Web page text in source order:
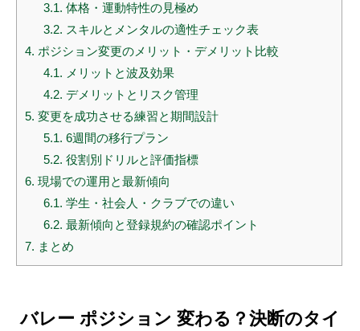
3.1. 体格・運動特性の見極め
3.2. スキルとメンタルの適性チェック表
4. ポジション変更のメリット・デメリット比較
4.1. メリットと波及効果
4.2. デメリットとリスク管理
5. 変更を成功させる練習と期間設計
5.1. 6週間の移行プラン
5.2. 役割別ドリルと評価指標
6. 現場での運用と最新傾向
6.1. 学生・社会人・クラブでの違い
6.2. 最新傾向と登録規約の確認ポイント
7. まとめ
バレー ポジション 変わる？決断のタイ